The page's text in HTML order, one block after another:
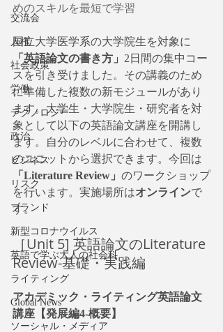
交流会
人権
社会政策
労働
テクノロジー
政治
ビジネス
リスク
ブランド
新型コロナウイルス
英語で学ぶ大人の社会科
ライティング
Global News
ソーシャル・メディア
めのスキルを最短で学習
国立大学医学系の大学院生を対象に
「英語論文の書き方」 2日間の集中コー
スを引き受けました。その講義のため
に準備した複数の新モジュールがあり
ます。大学生・大学院生・研究者を対
象として以下の英語論文講座を開講し
ます。自分のレベルに合わせて、複数
のユニットから選択できます。今回は
「Literature Review」 のワークショップ
を行います。実施場所はオンラインで
す。
［Unit 5] 英語論文のLiterature
Review-基礎・実践編
アカデミック・ライティング英語論文
講座【発展編4-概要】